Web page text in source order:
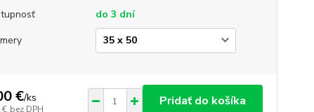
do 3 dní
€/ks
€ bez DPH
Pridať do košíka